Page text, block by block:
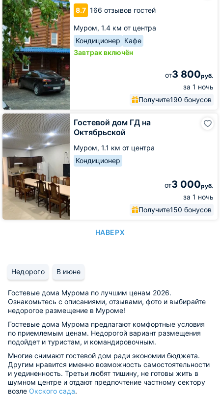
8.7 166 отзывов гостей
Муром, 1.4 км от центра
Кондиционер Кафе
Завтрак включён
от3 800руб.
за 1 ночь
Получите190 бонусов
Гостевой дом ГД на
Октябрьской
Муром, 1.1 км от центра
Кондиционер
от3 000руб.
за 1 ночь
Получите150 бонусов
Гостевой
дом
ГД
Октябрьской
НАВЕРХ
Недорого В июне
Гостевые дома Мурома по лучшим ценам 2026.
Ознакомьтесь с описаниями, отзывами, фото и выбирайте
недорогое размещение в Муроме!
Гостевые дома Мурома предлагают комфортные условия
по приемлемым ценам. Недорогой вариант размещения
подойдет и туристам, и командировочным.
Многие снимают гостевой дом ради экономии бюджета.
Другим нравится именно возможность самостоятельности
и уединенность. Третьи любят тишину, не готовы жить в
шумном центре и отдают предпочтение частному сектору
возле Окского сада.